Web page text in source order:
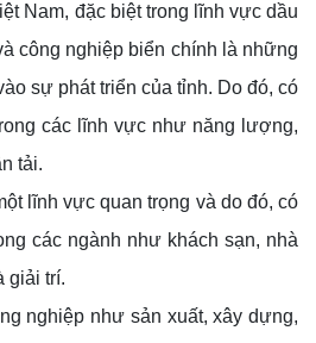
Nam, đặc biệt trong lĩnh vực dầu
công nghiệp biển chính là những
sự phát triển của tỉnh. Do đó, có
các lĩnh vực như năng lượng,
tải.
lĩnh vực quan trọng và do đó, có
các ngành như khách sạn, nhà
giải trí.
nghiệp như sản xuất, xây dựng,